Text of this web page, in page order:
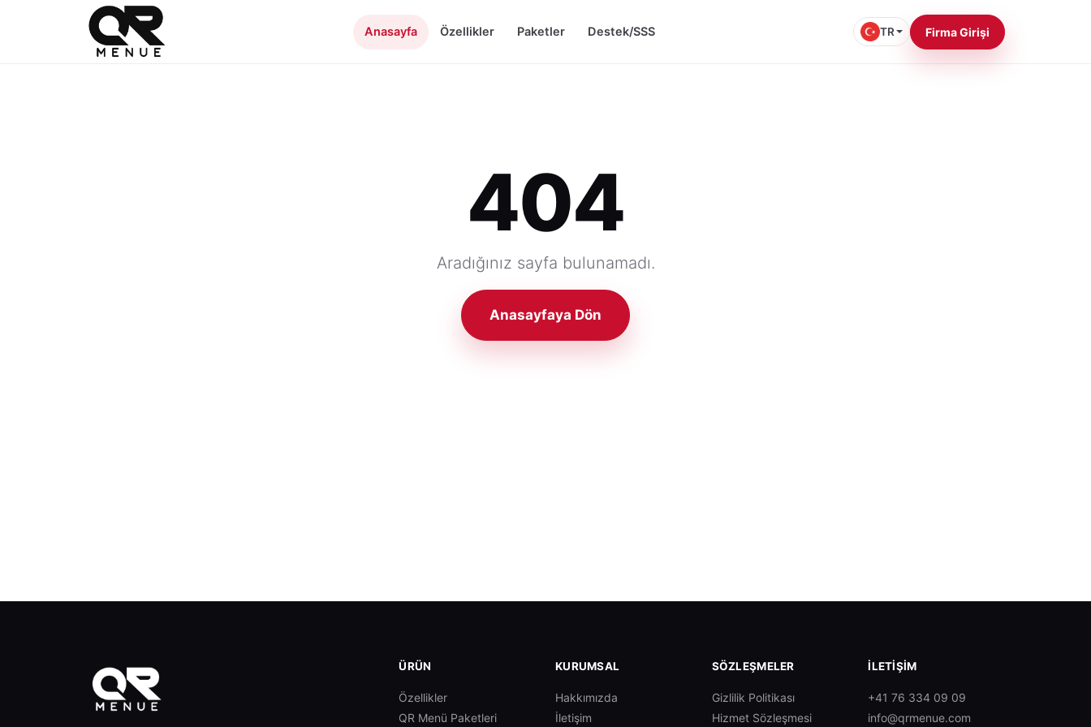
Anasayfa Özellikler Paketler Destek/SSS TR Firma Girişi
404
Aradığınız sayfa bulunamadı.
Anasayfaya Dön
ÜRÜN
Özellikler
QR Menü Paketleri
KURUMSAL
Hakkımızda
İletişim
SÖZLEŞMELER
Gizlilik Politikası
Hizmet Sözleşmesi
İLETIŞIM
+41 76 334 09 09
info@qrmenue.com